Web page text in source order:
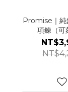
Promise｜純
項鍊（可